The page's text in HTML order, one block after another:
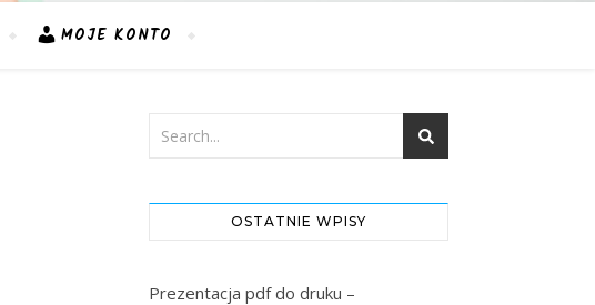
MOJE KONTO
OSTATNIE WPISY
Prezentacja pdf do druku –